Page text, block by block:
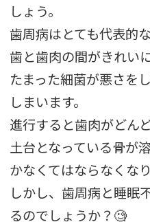
しょう。
歯周病はとても代表的
歯と歯肉の間がきれい
たまった細菌が悪さを
しまいます。
進行すると歯肉がどん
土台となっている骨が
かなくてはならなくなり
しかし、歯周病と睡眠
るのでしょうか？🧐